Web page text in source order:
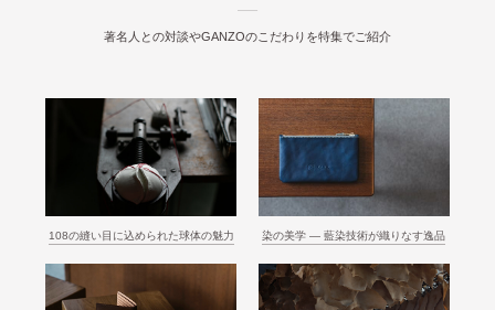
著名人との対談やGANZOのこだわりを特集でご紹介
108の縫い目に込められた球体の魅力 染の美学 ― 藍染技術が織りなす逸品